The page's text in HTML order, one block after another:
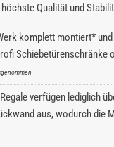
Qualität und
komplett montiert*
Schiebetürenschränke
verfügen lediglich
aus, wodurch die